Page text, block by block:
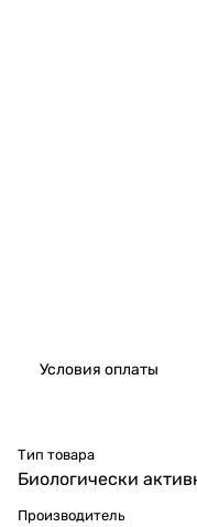
Условия оплаты
Тип товара
Биологически
Производитель